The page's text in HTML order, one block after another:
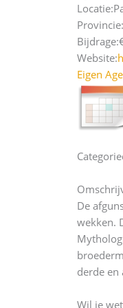
Locatie:
Provincie:
Bijdrage:
Website:
Eigen
De
wekken.
derde en
Wil je